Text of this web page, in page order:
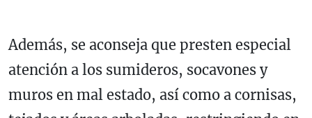
Además, se aconseja que presten especial
atención a los sumideros, socavones y
muros en mal estado, así como a cornisas,